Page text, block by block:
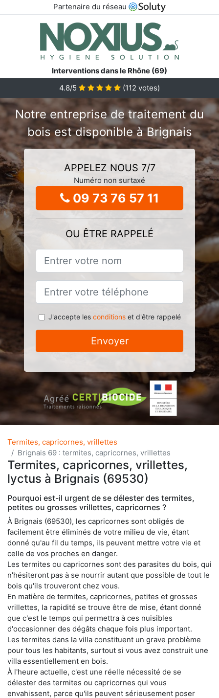
Partenaire du réseau
Interventions dans le Rhône (69)
4.8/5
(112 votes)
Notre entreprise de traitement du
bois est disponible à Brignais
APPELEZ NOUS 7/7
Numéro non surtaxé
09 73 76 57 11
OU ÊTRE RAPPELÉ
J'accepte les conditionset d'être rappelé
Envoyer
Termites, capricornes, vrillettes
Brignais 69 : termites, capricornes, vrillettes
Termites, capricornes, vrillettes,
lyctus à Brignais (69530)
Pourquoi est-il urgent de se délester des termites,
petites ou grosses vrillettes, capricornes ?
À Brignais (69530), les capricornes sont obligés de
facilement être éliminés de votre milieu de vie, étant
donné qu'au fil du temps, ils peuvent mettre votre vie et
celle de vos proches en danger.
Les termites ou capricornes sont des parasites du bois, qui
n'hésiteront pas à se nourrir autant que possible de tout le
bois qu'ils trouveront chez vous.
En matière de termites, capricornes, petites et grosses
vrillettes, la rapidité se trouve être de mise, étant donné
que c'est le temps qui permettra à ces nuisibles
d'occasionner des dégâts chaque fois plus important.
Les termites dans la villa constituent un grave problème
pour tous les habitants, surtout si vous avez construit une
villa essentiellement en bois.
À l'heure actuelle, c'est une réelle nécessité de se
délester des termites ou capricornes qui vous
envahissent, parce qu'ils peuvent sérieusement poser